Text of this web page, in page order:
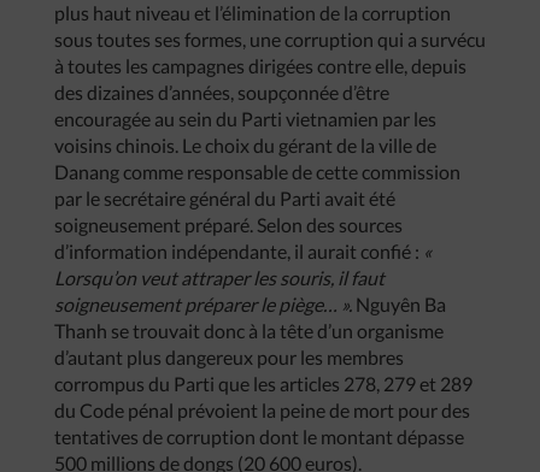
plus haut niveau et l’élimination de la corruption
sous toutes ses formes, une corruption qui a survécu
à toutes les campagnes dirigées contre elle, depuis
des dizaines d’années, soupçonnée d’être
encouragée au sein du Parti vietnamien par les
voisins chinois. Le choix du gérant de la ville de
Danang comme responsable de cette commission
par le secrétaire général du Parti avait été
soigneusement préparé. Selon des sources
d’information indépendante, il aurait confié : «
Lorsqu’on veut attraper les souris, il faut
soigneusement préparer le piège… ». Nguyên Ba
Thanh se trouvait donc à la tête d’un organisme
d’autant plus dangereux pour les membres
corrompus du Parti que les articles 278, 279 et 289
du Code pénal prévoient la peine de mort pour des
tentatives de corruption dont le montant dépasse
500 millions de dongs (20 600 euros).